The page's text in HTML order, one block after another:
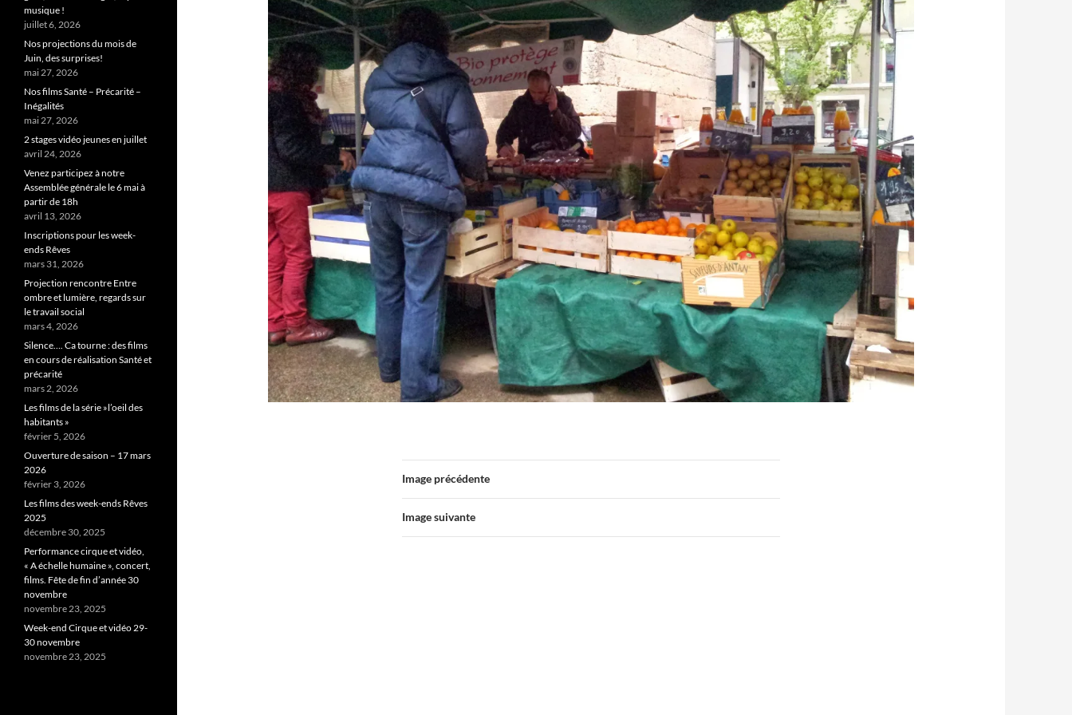
Image précédente
Image suivante
musique !
juillet 6, 2026
Nos projections du mois de
Juin, des surprises!
mai 27, 2026
Nos films Santé – Précarité –
Inégalités
mai 27, 2026
2 stages vidéo jeunes en juillet
avril 24, 2026
Venez participez à notre
Assemblée générale le 6 mai à
partir de 18h
avril 13, 2026
Inscriptions pour les week-
ends Rêves
mars 31, 2026
Projection rencontre Entre
ombre et lumière, regards sur
le travail social
mars 4, 2026
Silence…. Ca tourne : des films
en cours de réalisation Santé et
précarité
mars 2, 2026
Les films de la série »l’oeil des
habitants »
février 5, 2026
Ouverture de saison – 17 mars
2026
février 3, 2026
Les films des week-ends Rêves
2025
décembre 30, 2025
Performance cirque et vidéo,
« A échelle humaine », concert,
films. Fête de fin d’année 30
novembre
novembre 23, 2025
Week-end Cirque et vidéo 29-
30 novembre
novembre 23, 2025